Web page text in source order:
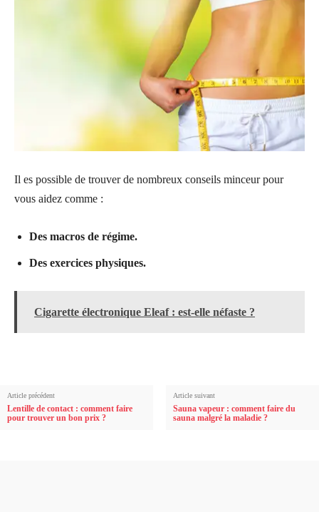
Il es possible de trouver de nombreux conseils minceur pour
vous aidez comme :
Des macros de régime.
Des exercices physiques.
Cigarette électronique Eleaf : est-elle néfaste ?
Article précédent
Lentille de contact : comment faire
pour trouver un bon prix ?
Article suivant
Sauna vapeur : comment faire du
sauna malgré la maladie ?